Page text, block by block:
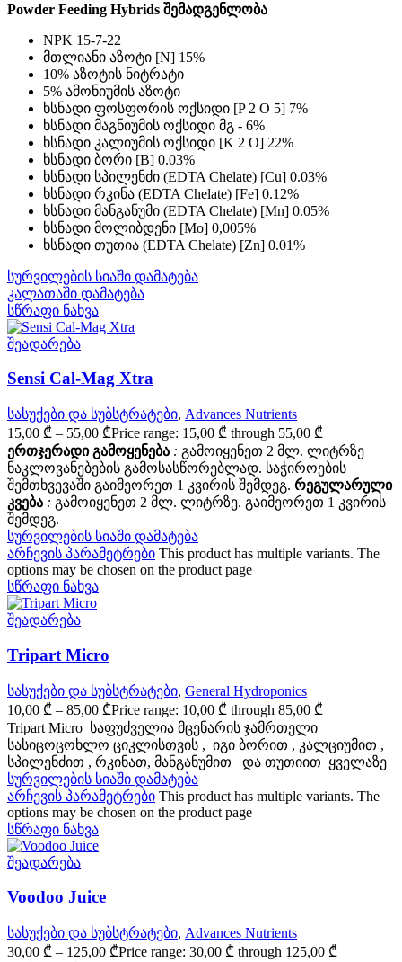
Powder Feeding Hybrids შემადგენლობა
NPK 15-7-22
მთლიანი აზოტი [N] 15%
10% აზოტის ნიტრატი
5% ამონიუმის აზოტი
ხსნადი ფოსფორის ოქსიდი [P 2 O 5] 7%
ხსნადი მაგნიუმის ოქსიდი მგ - 6%
ხსნადი კალიუმის ოქსიდი [K 2 O] 22%
ხსნადი ბორი [B] 0.03%
ხსნადი სპილენძი (EDTA Chelate) [Cu] 0.03%
ხსნადი რკინა (EDTA Chelate) [Fe] 0.12%
ხსნადი მანგანუმი (EDTA Chelate) [Mn] 0.05%
ხსნადი მოლიბდენი [Mo] 0,005%
ხსნადი თუთია (EDTA Chelate) [Zn] 0.01%
სურვილების სიაში დამატება
კალათაში დამატება
სწრაფი ნახვა
შეადარება
Sensi Cal-Mag Xtra
სასუქები და სუბსტრატები, Advances Nutrients
15,00 ₾ – 55,00 ₾Price range: 15,00 ₾ through 55,00 ₾
ერთჯერადი გამოყენება : გამოიყენეთ 2 მლ. ლიტრზე
ნაკლოვანებების გამოსასწორებლად. საჭიროების
შემთხვევაში გაიმეორეთ 1 კვირის შემდეგ. რეგულარული
კვება : გამოიყენეთ 2 მლ. ლიტრზე. გაიმეორეთ 1 კვირის
შემდეგ.
სურვილების სიაში დამატება
არჩევის პარამეტრები This product has multiple variants. The
options may be chosen on the product page
სწრაფი ნახვა
შეადარება
Tripart Micro
სასუქები და სუბსტრატები, General Hydroponics
10,00 ₾ – 85,00 ₾Price range: 10,00 ₾ through 85,00 ₾
Tripart Micro საფუძველია მცენარის ჯამრთელი
სასიცოცოხლო ციკლისთვის , იგი ბორით , კალციუმით ,
სპილენძით , რკინათ, მანგანუმით და თუთიით ყველაზე
სურვილების სიაში დამატება
არჩევის პარამეტრები This product has multiple variants. The
options may be chosen on the product page
სწრაფი ნახვა
შეადარება
Voodoo Juice
სასუქები და სუბსტრატები, Advances Nutrients
30,00 ₾ – 125,00 ₾Price range: 30,00 ₾ through 125,00 ₾